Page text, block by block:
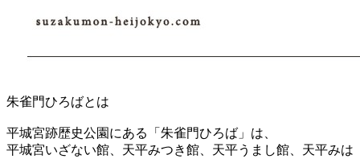
朱雀門ひろばとは
平城宮跡歴史公園にある「朱雀門ひろば」は、
平城宮いざない館、天平みつき館、天平うまし館、天平みは